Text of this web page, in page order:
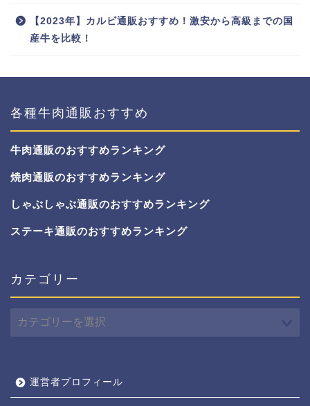
【2023年】カルビ通販おすすめ！激安から高級までの国
産牛を比較！
各種牛肉通販おすすめ
牛肉通販のおすすめランキング
焼肉通販のおすすめランキング
しゃぶしゃぶ通販のおすすめランキング
ステーキ通販のおすすめランキング
カテゴリー
テ
運営者プロフィール